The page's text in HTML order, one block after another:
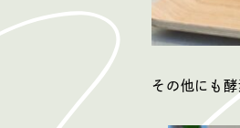
その他にも